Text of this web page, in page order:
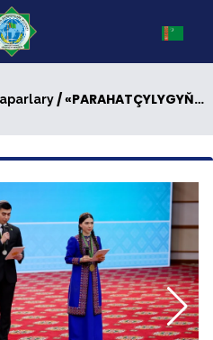
/ «PARAHATÇYLYGYŇ ÝAŞ ÇAPARLARY»: V MÖWSÜM JEMLENDI